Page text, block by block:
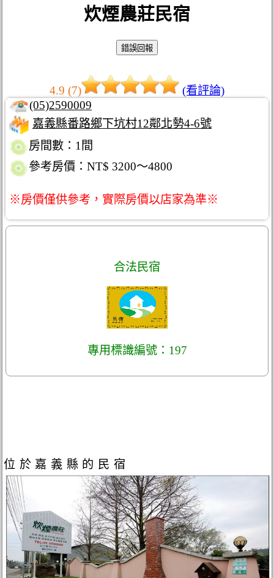
炊煙農莊民宿
4.9 (7)
(看評論)
(05)2590009
嘉義縣番路鄉下坑村12鄰北勢4-6號
房間數：1間
參考房價：NT$ 3200～4800
※房價僅供參考，實際房價以店家為準※
合法民宿
專用標識編號：197
位於嘉義縣的民宿